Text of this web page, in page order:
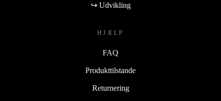
↪ Udvikling
HJÆLP
FAQ
Produkttilstande
Returnering